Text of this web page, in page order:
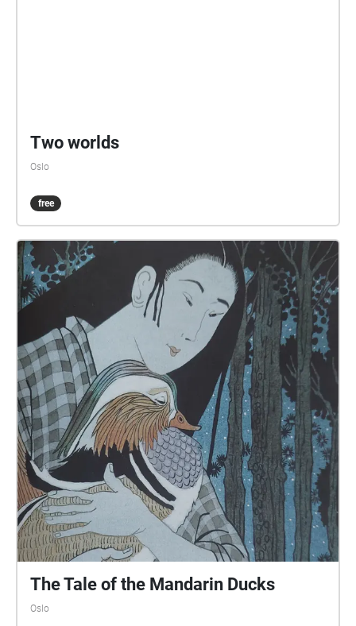
Two worlds
Oslo
free
The Tale of the Mandarin Ducks
Oslo